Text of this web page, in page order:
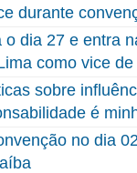
durante
dia 27 e entra
como vice
sobre
é
no dia